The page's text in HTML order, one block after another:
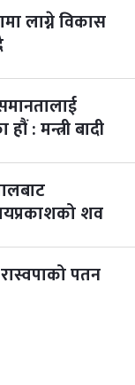
लाग्ने विकास
: मन्त्री बादी
शव
पतन